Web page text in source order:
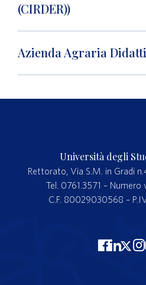
(CIRDER))
Azienda Agraria
Università degli
Rettorato, Via S.M. in Gradi
Tel. 0761.3571 –
C.F. 80029030568 –